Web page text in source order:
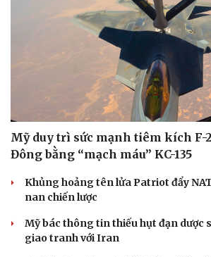
Mỹ duy trì sức mạnh tiêm kích F-
Đông bằng “mạch máu” KC-135
Khủng hoảng tên lửa Patriot đẩy
nan chiến lược
Mỹ bác thông tin thiếu hụt đạn dược
giao tranh với Iran